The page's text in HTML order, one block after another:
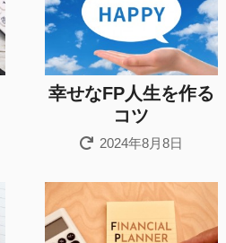
幸せなFP人生を作る
コツ
2024年8月8日